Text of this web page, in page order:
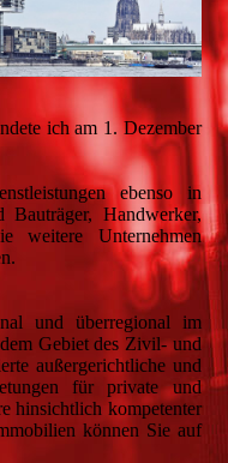
ich am 1. Dezember
ebenso in
Handwerker,
weitere Unternehmen
und überregional im
Gebiet des Zivil- und
außergerichtliche und
für private und
hinsichtlich kompetenter
können Sie auf